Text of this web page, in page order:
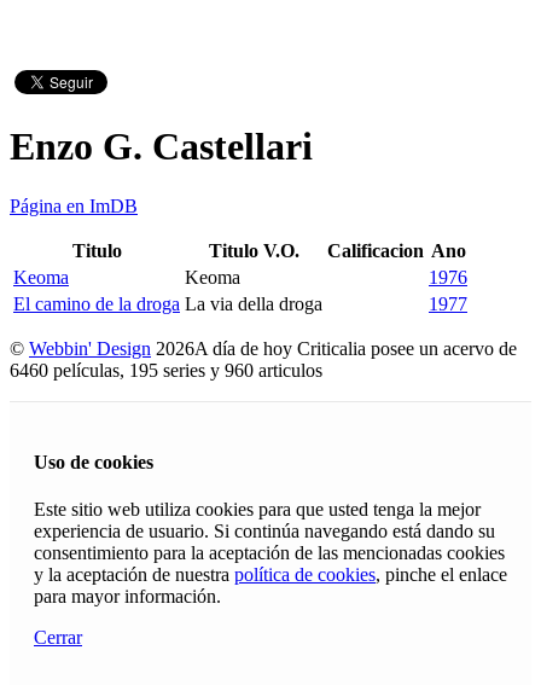
Enzo G. Castellari
Página en ImDB
Titulo Titulo V.O. Calificacion Ano
Keoma
Keoma
1976
El camino de la droga La via della droga 1977
© Webbin' Design 2026A día de hoy Criticalia posee un acervo de
6460 películas, 195 series y 960 articulos
Uso de cookies
Este sitio web utiliza cookies para que usted tenga la mejor
experiencia de usuario. Si continúa navegando está dando su
consentimiento para la aceptación de las mencionadas cookies
y la aceptación de nuestra política de cookies, pinche el enlace
para mayor información.
Cerrar